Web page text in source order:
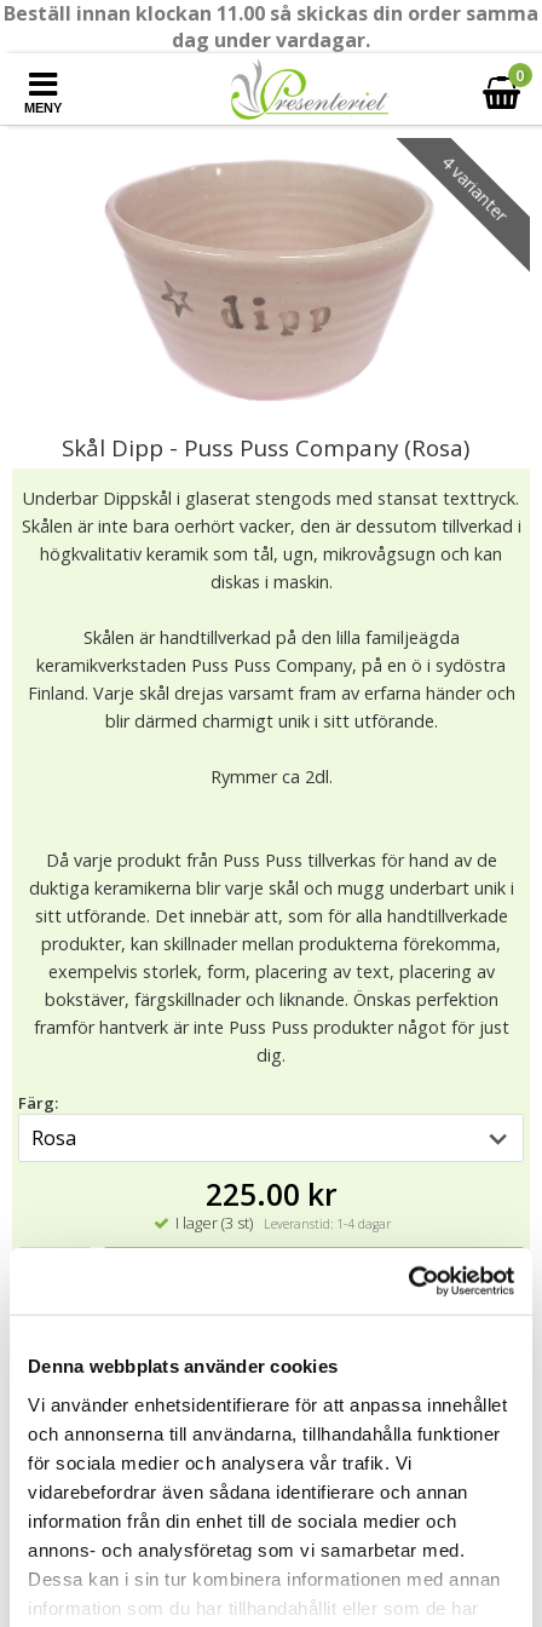
Denna webbplats använder cookies
Vi använder enhetsidentifierare för att anpassa innehållet
och annonserna till användarna, tillhandahålla funktioner
för sociala medier och analysera vår trafik. Vi
vidarebefordrar även sådana identifierare och annan
information från din enhet till de sociala medier och
annons- och analysföretag som vi samarbetar med.
Dessa kan i sin tur kombinera informationen med annan
information som du har tillhandahållit eller som de har
Beställ innan klockan 11.00 så skickas din order samma
dag under vardagar.
MENY
0
4 varianter
Skål Dipp - Puss Puss Company (Rosa)
Underbar Dippskål i glaserat stengods med stansat texttryck.
Skålen är inte bara oerhört vacker, den är dessutom tillverkad i
högkvalitativ keramik som tål, ugn, mikrovågsugn och kan
diskas i maskin.
Skålen är handtillverkad på den lilla familjeägda
keramikverkstaden Puss Puss Company, på en ö i sydöstra
Finland. Varje skål drejas varsamt fram av erfarna händer och
blir därmed charmigt unik i sitt utförande.
Rymmer ca 2dl.
Då varje produkt från Puss Puss tillverkas för hand av de
duktiga keramikerna blir varje skål och mugg underbart unik i
sitt utförande. Det innebär att, som för alla handtillverkade
produkter, kan skillnader mellan produkterna förekomma,
exempelvis storlek, form, placering av text, placering av
bokstäver, färgskillnader och liknande. Önskas perfektion
framför hantverk är inte Puss Puss produkter något för just
dig.
Färg:
225.00 kr
I lager (3 st) Leveranstid: 1-4 dagar
★★★★★
Hos Puss Puss Company tillverkas alla produkter från grunden
för hand. Skålar och koppar drejas fram, formas, stansas med
text och glaseras hos det lilla familjeföretaget.
Då varje produkt tillverkas för hand av de duktiga keramikerna
blir varje skål och mugg underbart unik i sitt utförande.
Det innebär att, som för alla handtillverkade produkter, kan små
skillnader mellan produkterna förekomma, exempelvis storlek,
form, placering av texten eller mindre färgskillnader. Skillanderna